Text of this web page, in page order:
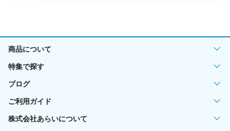
商品について
特集で探す
ブログ
ご利用ガイド
株式会社あらいについて